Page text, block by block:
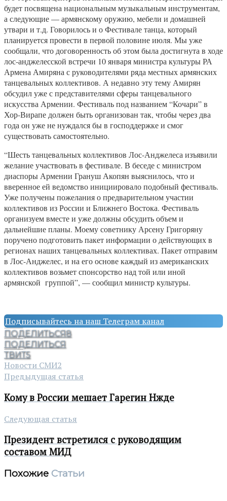
будет посвящена национальным музыкальным инструментам,
а следующие — армянскому оружию, мебели и домашней
утвари и т.д. Говорилось и о Фестивале танца, который
планируется провести в первой половине июля. Мы уже
сообщали, что договоренность об этом была достигнута в ходе
лос-анджелесской встречи 10 января министра культуры РА
Армена Амиряна с руководителями ряда местных армянских
танцевальных коллективов. А недавно эту тему Амирян
обсудил уже с представителями сферы танцевального
искусства Армении. Фестиваль под названием “Кочари” в
Хор-Вирапе должен быть организован так, чтобы через два
года он уже не нуждался бы в господдержке и смог
существовать самостоятельно.
“Шесть танцевальных коллективов Лос-Анджелеса изъявили
желание участвовать в фестивале. В беседе с министром
диаспоры Армении Грануш Акопян выяснилось, что и
вверенное ей ведомство инициировало подобный фестиваль.
Уже получены пожелания о предварительном участии
коллективов из России и Ближнего Востока. Фестиваль
организуем вместе и уже должны обсудить объем и
дальнейшие планы. Моему советнику Арсену Григоряну
поручено подготовить пакет информации о действующих в
регионах наших танцевальных коллективах. Пакет отправим
в Лос-Анджелес, и на его основе каждый из американских
коллективов возьмет спонсорство над той или иной
армянской группой”, — сообщил министр культуры.
Подписывайтесь на наш Телеграм канал
ПОДЕЛИТЬСЯ8
ПОДЕЛИТЬСЯ
ТВИТ5
Новости СМИ2
Предыдущая статья
Кому в России мешает Гарегин Нжде
Следующая статья
Президент встретился с руководящим
составом МИД
Похожие Статьи